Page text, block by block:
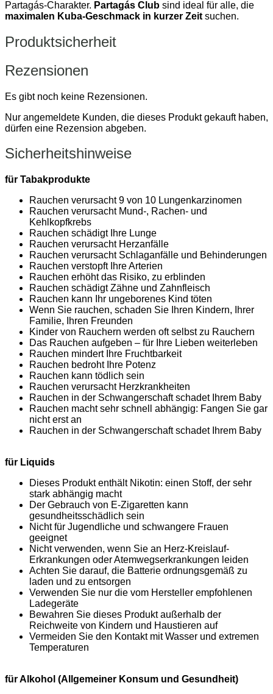
Partagás-Charakter. Partagás Club sind ideal für alle, die
maximalen Kuba-Geschmack in kurzer Zeit suchen.
Produktsicherheit
Rezensionen
Es gibt noch keine Rezensionen.
Nur angemeldete Kunden, die dieses Produkt gekauft haben,
dürfen eine Rezension abgeben.
Sicherheitshinweise
für Tabakprodukte
Rauchen verursacht 9 von 10 Lungenkarzinomen
Rauchen verursacht Mund-, Rachen- und
Kehlkopfkrebs
Rauchen schädigt Ihre Lunge
Rauchen verursacht Herzanfälle
Rauchen verursacht Schlaganfälle und Behinderungen
Rauchen verstopft Ihre Arterien
Rauchen erhöht das Risiko, zu erblinden
Rauchen schädigt Zähne und Zahnfleisch
Rauchen kann Ihr ungeborenes Kind töten
Wenn Sie rauchen, schaden Sie Ihren Kindern, Ihrer
Familie, Ihren Freunden
Kinder von Rauchern werden oft selbst zu Rauchern
Das Rauchen aufgeben – für Ihre Lieben weiterleben
Rauchen mindert Ihre Fruchtbarkeit
Rauchen bedroht Ihre Potenz
Rauchen kann tödlich sein
Rauchen verursacht Herzkrankheiten
Rauchen in der Schwangerschaft schadet Ihrem Baby
Rauchen macht sehr schnell abhängig: Fangen Sie gar
nicht erst an
Rauchen in der Schwangerschaft schadet Ihrem Baby
für Liquids
Dieses Produkt enthält Nikotin: einen Stoff, der sehr
stark abhängig macht
Der Gebrauch von E-Zigaretten kann
gesundheitsschädlich sein
Nicht für Jugendliche und schwangere Frauen
geeignet
Nicht verwenden, wenn Sie an Herz-Kreislauf-
Erkrankungen oder Atemwegserkrankungen leiden
Achten Sie darauf, die Batterie ordnungsgemäß zu
laden und zu entsorgen
Verwenden Sie nur die vom Hersteller empfohlenen
Ladegeräte
Bewahren Sie dieses Produkt außerhalb der
Reichweite von Kindern und Haustieren auf
Vermeiden Sie den Kontakt mit Wasser und extremen
Temperaturen
für Alkohol (Allgemeiner Konsum und Gesundheit)